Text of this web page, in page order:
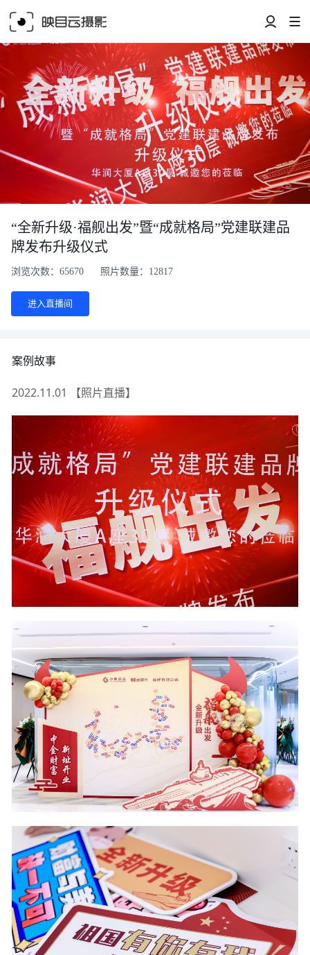
“全新升级·福舰出发”暨“成就格局”党建联建品
牌发布升级仪式
浏览次数：65670 照片数量：12817
进入直播间
案例故事
2022.11.01 【照片直播】